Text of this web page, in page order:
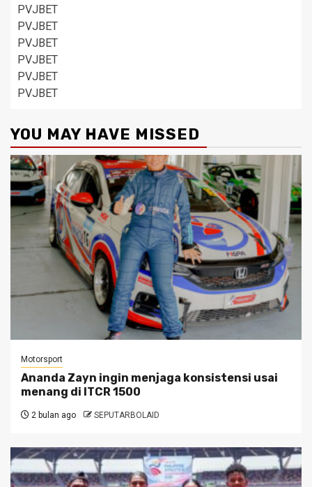
PVJBET
PVJBET
PVJBET
PVJBET
PVJBET
PVJBET
YOU MAY HAVE MISSED
Motorsport
Ananda Zayn ingin menjaga konsistensi usai
menang di ITCR 1500
2 bulan ago SEPUTARBOLAID